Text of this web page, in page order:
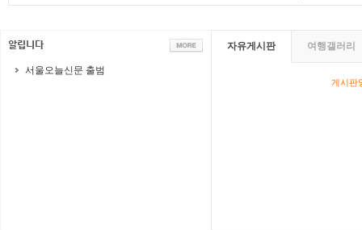
서울오늘신문 출범
자유게시판 여행갤러리
게시판